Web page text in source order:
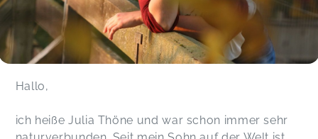
Hallo,
ich heiße Julia Thöne und war schon immer sehr